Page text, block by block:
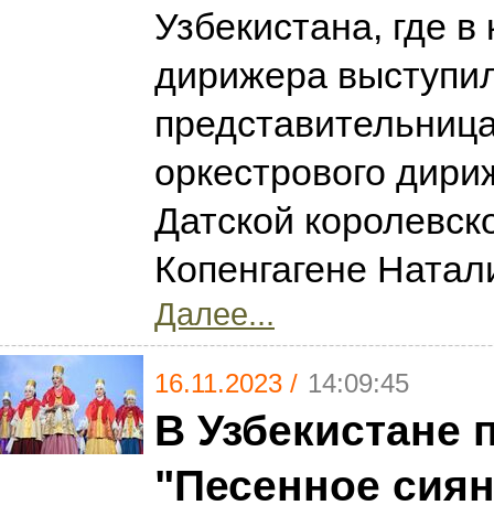
Узбекистана, где в
дирижера
оркестрового
Датской
Копенгагене
Далее...
16.11.2023 / 14:09:45
В Узбекистане
"Песенное